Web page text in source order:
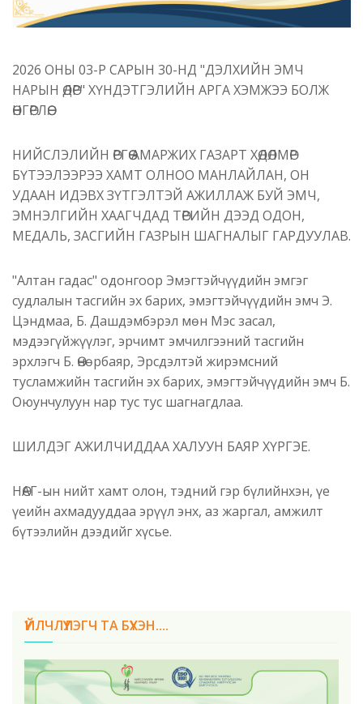
2026 ОНЫ 03-Р САРЫН 30-НД "ДЭЛХИЙН ЭМЧ
НАРЫН ӨДӨР" ХҮНДЭТГЭЛИЙН АРГА ХЭМЖЭЭ БОЛЖ
ӨНГӨРЛӨӨ.
НИЙСЛЭЛИЙН ӨРГӨӨ АМАРЖИХ ГАЗАРТ ХӨДӨЛМӨР
БҮТЭЭЛЭЭРЭЭ ХАМТ ОЛНОО МАНЛАЙЛАН, ОН
УДААН ИДЭВХ ЗҮТГЭЛТЭЙ АЖИЛЛАЖ БУЙ ЭМЧ,
ЭМНЭЛГИЙН ХААГЧДАД ТӨРИЙН ДЭЭД ОДОН,
МЕДАЛЬ, ЗАСГИЙН ГАЗРЫН ШАГНАЛЫГ ГАРДУУЛАВ.
"Алтан гадас" одонгоор Эмэгтэйчүүдийн эмгэг
судлалын тасгийн эх барих, эмэгтэйчүүдийн эмч Э.
Цэндмаа, Б. Дашдэмбэрэл мөн Мэс засал,
мэдээгүйжүүлэг, эрчимт эмчилгээний тасгийн
эрхлэгч Б. Өнөрбаяр, Эрсдэлтэй жирэмсний
тусламжийн тасгийн эх барих, эмэгтэйчүүдийн эмч Б.
Оюунчулуун нар тус тус шагнагдлаа.
ШИЛДЭГ АЖИЛЧИДДАА ХАЛУУН БАЯР ХҮРГЭЕ.
НӨАГ-ын нийт хамт олон, тэдний гэр бүлийнхэн, үе
үеийн ахмадууддаа эрүүл энх, аз жаргал, амжилт
бүтээлийн дээдийг хүсье.
ҮЙЛЧЛҮҮЛЭГЧ ТА БҮХЭН....